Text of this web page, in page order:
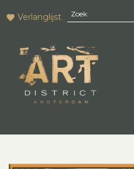
Verlanglijst